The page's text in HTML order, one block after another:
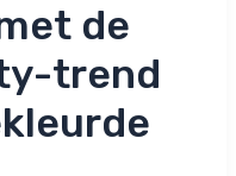
de
trend